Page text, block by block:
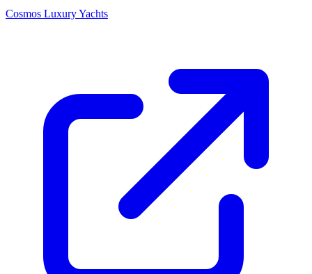
Cosmos Luxury Yachts